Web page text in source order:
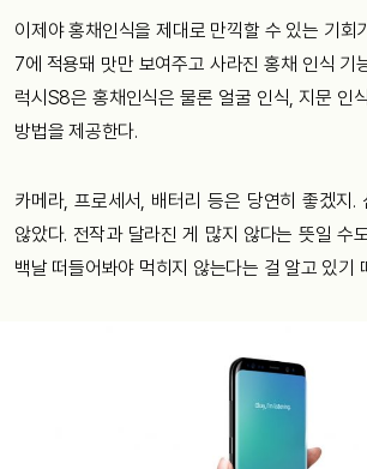
이제야 홍채인식을 제대로 만끽할 수 있는 기회
7에 적용돼 맛만 보여주고 사라진 홍채 인식 기
럭시S8은 홍채인식은 물론 얼굴 인식, 지문 인
방법을 제공한다.
카메라, 프로세서, 배터리 등은 당연히 좋겠지.
않았다. 전작과 달라진 게 많지 않다는 뜻일 수
백날 떠들어봐야 먹히지 않는다는 걸 알고 있기